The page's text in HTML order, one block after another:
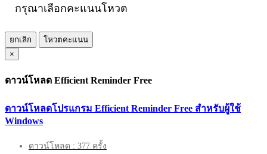
กรุณาเลือกคะแนนโหวต
ยกเลิก
โหวตคะแนน
×
ดาวน์โหลด Efficient Reminder Free
ดาวน์โหลดโปรแกรม Efficient Reminder Free สำหรับผู้ใช้
Windows
ดาวน์โหลด : 377 ครั้ง